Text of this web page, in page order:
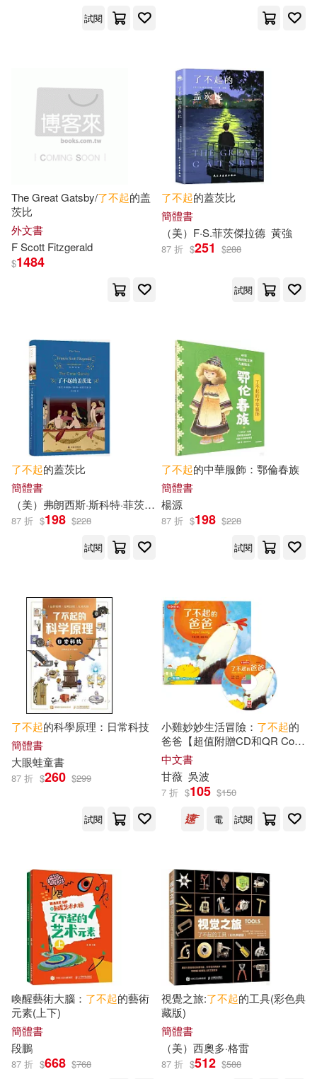
伊麗莎白·肖（愛爾蘭）(1)
倪閩景主編(1) 光夏(1)
克里斯多福．希鈞斯(1)
兜兜貓(1) 冰河(1)
凱爾•盧科夫(1)
凱絲．史汀生(1)
劉再復(1)
劉少唯，伊芙(1) 劉巍然(1)
劉斌(1) 劉映，李楠(1)
劉湟(1) 劉濤(1)
劉為民(1) 劉碩(1)
劉長利，齊曉晶（主編）(1)
劉鶴(1)
動漫編輯部(1)
北京小紅花圖書工作室(1)
北景園和情商教育(1)
午夏 文；馬小得 圖(1)
南翁(1)
卡特琳娜．高斯曼-漢瑟爾(1)
卡米圖書(1) 叢非從(1)
中國書店(1)
中國林業出版社(1)
中國法制出版社(1)
中國社會科學出版社(1)
中國輕工業出版社(1)
中國長安出版社(1)
中央編譯出版社(1)
中華工商聯合出版社(1)
中華書局(1)
人民衛生出版社(1)
作家出版社(1)
光明日報出版社(1)
北京十月文藝出版社(1)
北京大學出版社(1)
北京教育出版社(1)
北岳文藝出版社(1)
南方日報出版社(1)
台灣東販(1)
吉林出版集團有限責任公司(1)
同心出版社(1)
試閱
The Great Gatsby/了不起的盖
茨比
外文書
F Scott Fitzgerald
$1484
了不起的蓋茨比
簡體書
（美）F·S.菲茨傑拉德 黃強
87 折 $251 $288
試閱
了不起的蓋茨比
簡體書
（美）弗朗西斯·斯科特·菲茨傑拉德
吳冰青
87 折 $198 $228
試閱
了不起的中華服飾：鄂倫春族
簡體書
楊源
87 折 $198 $228
試閱
了不起的科學原理：日常科技
簡體書
大眼蛙童書
87 折 $260 $299
試閱
小雞妙妙生活冒險： 了不起的
爸爸【超值附贈CD和QR Code
故事】
中文書
甘薇 吳波
7 折 $105 $150
電
試閱
喚醒藝術大腦： 了不起的藝術
元素(上下)
簡體書
段鵬
87 折 $668 $768
視覺之旅:了不起的工具(彩色典
藏版)
簡體書
（美）西奧多·格雷
87 折 $512 $588